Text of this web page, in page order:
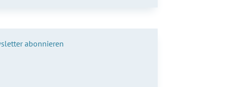
abonnieren